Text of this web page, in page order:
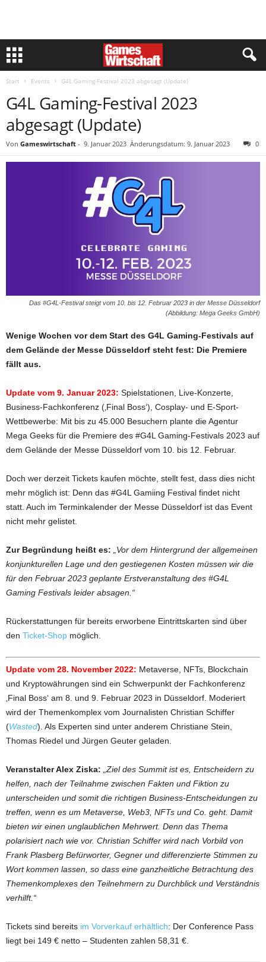
Start Events G4L Gaming-Festival 2023 abgesagt (Update)
G4L Gaming-Festival 2023
abgesagt (Update)
Von Gameswirtschaft - 9. Januar 2023 Änderungsdatum: 9. Januar 2023 0
Das #G4L-Festival steigt vom 10. bis 12. Februar 2023 in der Messe Düsseldorf
(Abbildung: Mega Geeks GmbH)
Wenige Wochen vor dem Start des G4L Gaming-Festivals auf
dem Gelände der Messe Düsseldorf steht fest: Die Premiere
fällt aus.
Update vom 9. Januar 2023: Spielstationen, Live-Konzerte,
Business-Fachkonferenz (‚Final Boss‘), Cosplay- und E-Sport-
Wettbewerbe: Mit bis zu 45.000 Besuchern plante die Agentur
Mega Geeks für die Premiere des #G4L Gaming-Festivals 2023 auf
dem Gelände der Messe Düsseldorf vom 10. bis 12. Februar.
Doch wer derzeit Tickets kaufen möchte, stellt fest, dass dies nicht
mehr möglich ist: Denn das #G4L Gamiing Festival findet nicht
statt. Auch im Terminkalender der Messe Düsseldorf ist das Event
nicht mehr gelistet.
Zur Begründung heißt es:
„Vor dem Hintergrund der allgemeinen
konjunkturellen Lage und den gestiegenen Kosten müssen wir die
für den Februar 2023 geplante Erstveranstaltung des #G4L
Gaming Festivals leider absagen.“
Rückerstattungen für bereits erworbene Eintrittskarten sind über
den Ticket-Shop möglich.
Update vom 28. November 2022: Metaverse, NFTs, Blockchain
und Kryptowährungen sind ein Schwerpunkt der Fachkonferenz
‚Final Boss‘ am 8. und 9. Februar 2023 in Düsseldorf. Moderiert
wird der Themenkomplex vom Journalisten Christian Schiffer
(Wasted). Als Experten sind unter anderem Christiane Stein,
Thomas Riedel und Jürgen Geuter geladen.
Veranstalter Alex Ziska:
„Ziel des Summit ist es, Entscheidern zu
helfen, nach der Teilnahme zwischen Fakten und Fiktion zu
unterscheiden und somit die richtigen Business-Entscheidungen zu
treffen, wenn es um Metaverse, Web3, NFTs und Co. geht. Damit
bieten wir einen unglaublichen Mehrwert. Denn das Thema
polarisiert nach wie vor. Christian Schiffer wird nach Vorbild von
Frank Plasberg Befürworter, Gegner und differenzierte Stimmen zu
Wort kommen lassen, so dass eine ganzheitliche Betrachtung des
Themenkomplexes den Teilnehmern zu Durchblick und Verständnis
verhilft.“
Tickets sind bereits im Vorverkauf erhältlich: Der Conference Pass
liegt bei 149 € netto – Studenten zahlen 58,31 €.